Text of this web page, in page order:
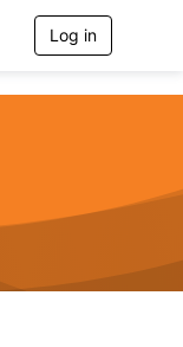
Log in
g
a
t